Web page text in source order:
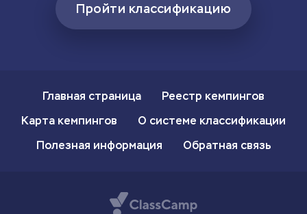
Пройти классификацию
Главная страница
Реестр кемпингов
Карта кемпингов
О системе классификации
Полезная информация
Обратная связь